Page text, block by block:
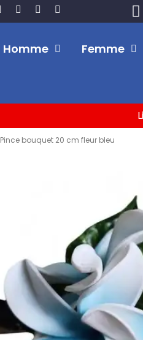
Homme Femme
Pince bouquet 20 cm fleur bleu